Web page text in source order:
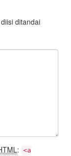
ditandai
: <a